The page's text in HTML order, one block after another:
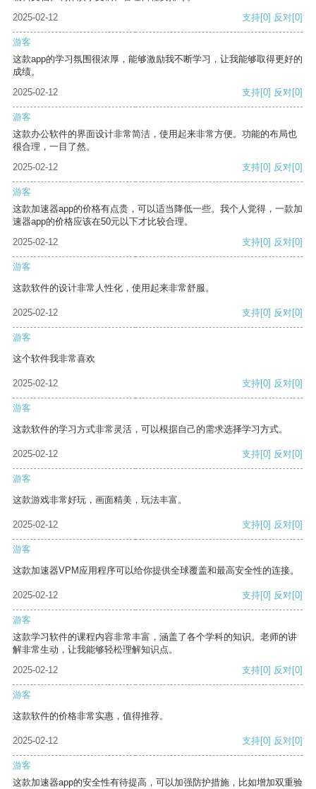
2025-02-12
支持[0] 反对[0]
游客
这款app的学习氛围很浓厚，能够激励我不断学习，让我能够取得更好的
成绩。
2025-02-12
支持[0] 反对[0]
游客
这款办公软件的界面设计非常简洁，使用起来非常方便。功能的布局也
很合理，一目了然。
2025-02-12
支持[0] 反对[0]
游客
这款加速器app的价格有点贵，可以适当降低一些。我个人觉得，一款加
速器app的价格应该在50元以下才比较合理。
2025-02-12
支持[0] 反对[0]
游客
这款软件的设计非常人性化，使用起来非常舒服。
2025-02-12 支持[0] 反对[0]
游客
这个软件我非常喜欢
2025-02-12 支持[0] 反对[0]
游客
这款软件的学习方式非常灵活，可以根据自己的需求选择学习方式。
2025-02-12 支持[0] 反对[0]
游客
这款游戏非常好玩，画面精美，玩法丰富。
2025-02-12 支持[0] 反对[0]
游客
这款加速器VPM应用程序可以给你提供全球覆盖和最高安全性的连接。
2025-02-12 支持[0] 反对[0]
游客
这款学习软件的课程内容非常丰富，涵盖了各个学科的知识。老师的讲
解非常生动，让我能够轻松理解知识点。
2025-02-12
支持[0] 反对[0]
游客
这款软件的价格非常实惠，值得推荐。
2025-02-12 支持[0] 反对[0]
游客
这款加速器app的安全性有待提高，可以加强防护措施，比如增加双重验